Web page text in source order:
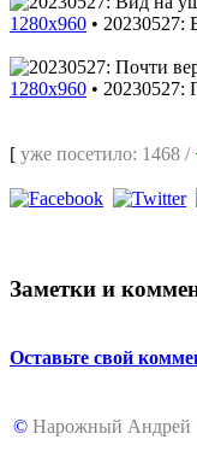
1280x960 • 20230527:
1280x960 • 20230527:
[ уже посетило: 1468 /
Заметки и
Оставьте свой
© Нарожный Андрей